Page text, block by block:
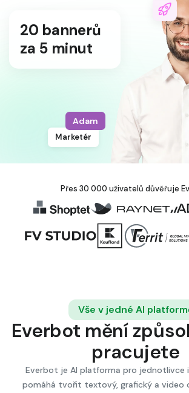
8 Facebook
příspěvků
za 1 minutu
Vendula
Freelancer
Přes 30 000 uživatelů důvěřuje
Vše v jedné AI
Everbot mění
pracujete
Everbot je AI platforma pro jednotlivce
pomáhá tvořit textový, grafický a video